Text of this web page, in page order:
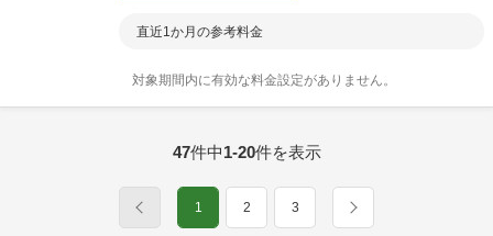
直近1か月の参考料金
対象期間内に有効な料金設定がありません。
47件中1-20件を表示
1 2 3